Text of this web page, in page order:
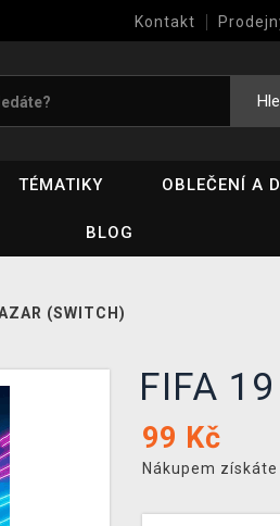
Kontakt
TÉMATIKY OBLEČENÍ A
BLOG
(SWITCH)
FIFA
99 Kč
Nákupem získáte